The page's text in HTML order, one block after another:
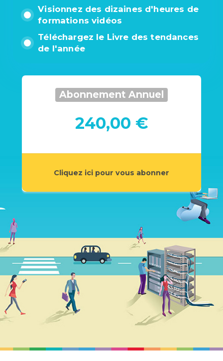
Visionnez des dizaines d'heures de
formations vidéos
Téléchargez le Livre des tendances
de l'année
Abonnement Annuel
240,00 €
Cliquez ici pour vous abonner